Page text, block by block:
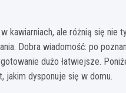
kawiarniach, ale różnią się nie
Dobra wiadomość: po
dużo łatwiejsze.
dysponuje się w domu.